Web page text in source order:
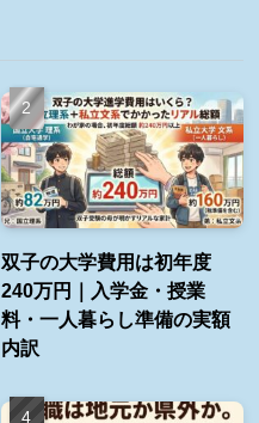
双子の大学費用は初年度
240万円｜入学金・授業
料・一人暮らし準備の実額
内訳